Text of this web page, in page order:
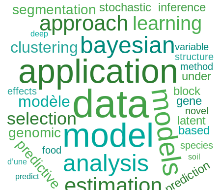
data
application
modelmodels
bayesian
analysis
approach learning
selection
clustering
modèle
genomic
predictive
segmentation
prediction
gene
stochastic
block
latent
inference
based
under
effects
structure
novel
method
species
food
variable
deep
soil
d’une
predict